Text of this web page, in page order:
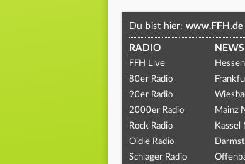
Du bist hier: www.FFH.de
RADIO
FFH Live
80er Radio
90er Radio
2000er Radio
Rock Radio
Oldie Radio
Schlager Radio
NEWS
Mainz
Kassel